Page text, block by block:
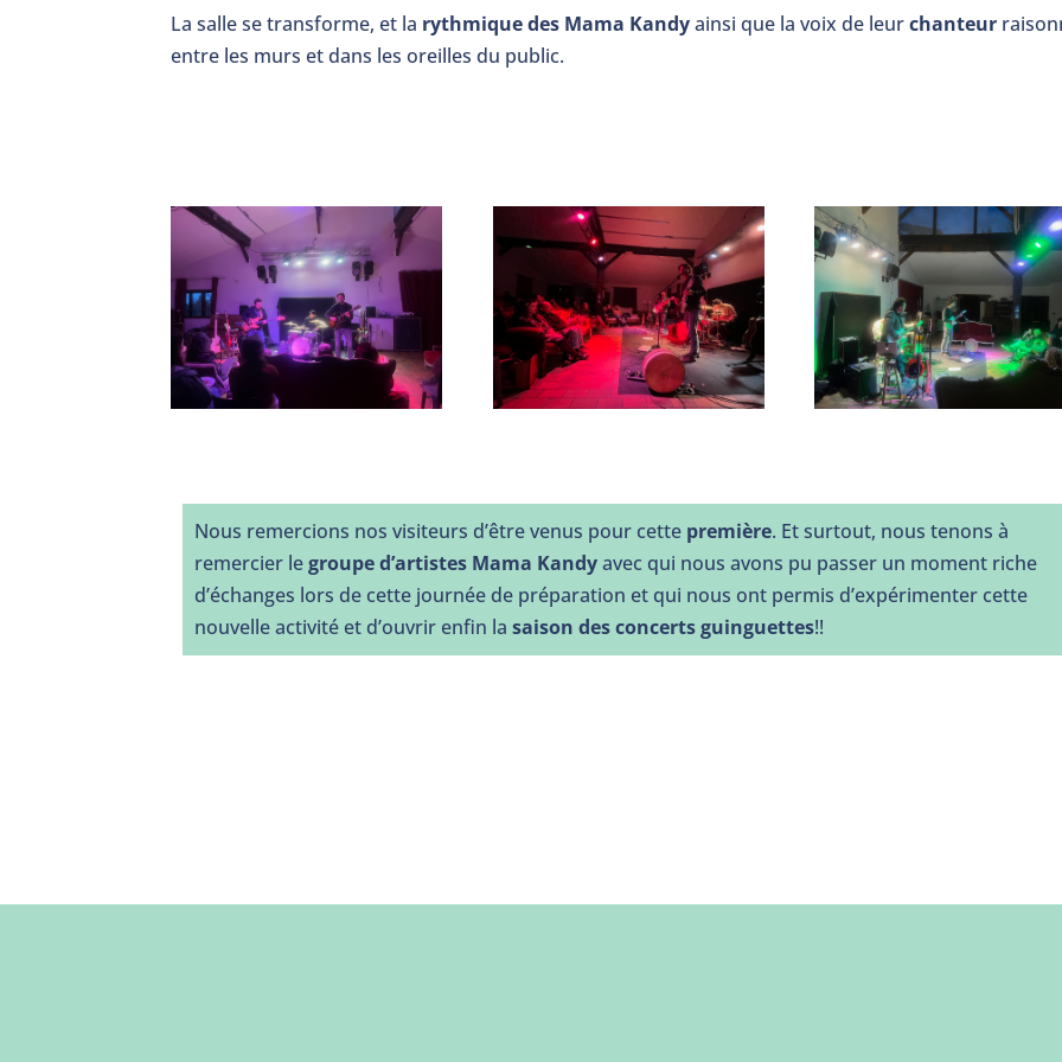
La salle se transforme, et la rythmique des Mama Kandyainsi que la voix de leurchanteur
entre les murs et dans les oreilles du public.
Nous remercions nos visiteurs d’être venus pour cette première. Et surtout, nous tenons à
remercier legroupe d’artistes Mama Kandyavec qui nous avons pu passer un moment riche
d’échanges lors de cette journée de préparation et qui nous ont permis d’expérimenter cette
nouvelle activité et d’ouvrir enfin lasaison des concerts guinguettes!!